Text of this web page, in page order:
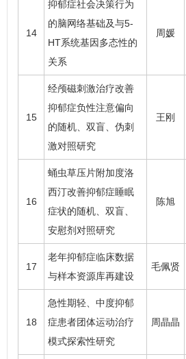
14
抑郁症社会决策行为
的脑网络基础及与5-
HT系统基因多态性的
关系
周媛
15
经颅磁刺激治疗改善
抑郁症负性注意偏向
的随机、双盲、伪刺
激对照研究
王刚
16
蛹虫草压片附加度洛
西汀改善抑郁症睡眠
症状的随机、双盲、
安慰剂对照研究
陈旭
17
老年抑郁症临床数据
与样本资源库再建设
毛佩贤
18
急性期轻、中度抑郁
症患者团体运动治疗
模式探索性研究
周晶晶